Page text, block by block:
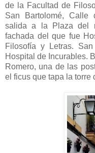
de la Facultad de
San Bartolomé, Calle
salida a la Plaza del
fachada del que fue
Filosofía y Letras.
Hospital de Incurables.
Romero, una de las
el ficus que tapa la torre